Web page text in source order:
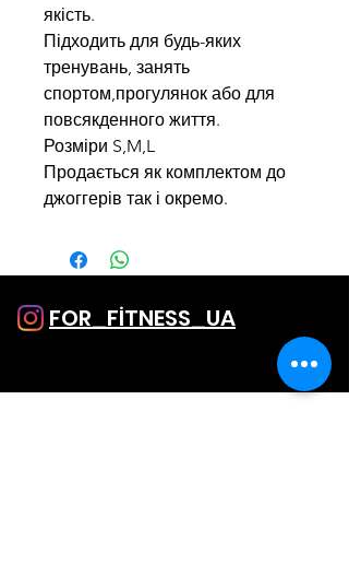
якість.
Підходить для будь-яких
тренувань, занять
спортом,прогулянок або для
повсякденного життя.
Розміри S,M,L
Продається як комплектом до
джоггерів так і окремо.
FOR_FİTNESS_UA